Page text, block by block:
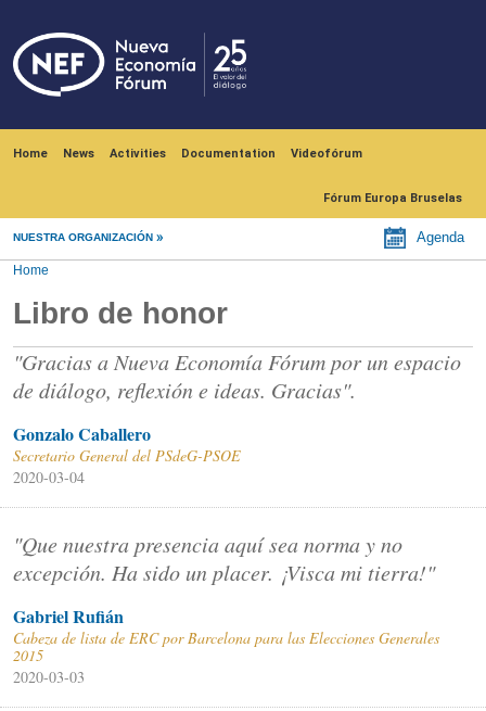
Home News Activities Documentation Videofórum
Fórum Europa Bruselas
NUESTRA ORGANIZACIÓN Agenda
Home
Libro de honor
"Gracias a Nueva Economía Fórum por un espacio
de diálogo, reflexión e ideas. Gracias".
Gonzalo Caballero
Secretario General del PSdeG-PSOE
2020-03-04
"Que nuestra presencia aquí sea norma y no
excepción. Ha sido un placer. ¡Visca mi tierra!"
Gabriel Rufián
Cabeza de lista de ERC por Barcelona para las Elecciones Generales
2015
2020-03-03